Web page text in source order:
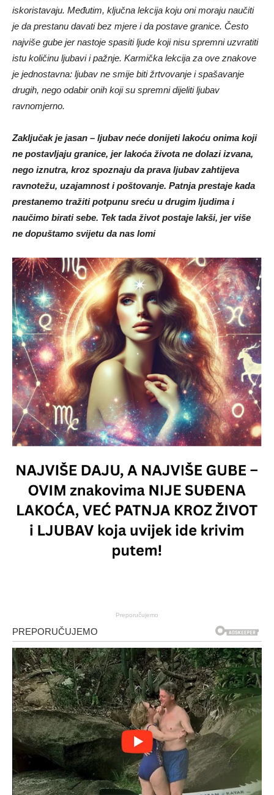
iskoristavaju. Međutim, ključna lekcija koju oni moraju naučiti
je da prestanu davati bez mjere i da postave granice. Često
najviše gube jer nastoje spasiti ljude koji nisu spremni uzvratiti
istu količinu ljubavi i pažnje. Karmička lekcija za ove znakove
je jednostavna: ljubav ne smije biti žrtvovanje i spašavanje
drugih, nego odabir onih koji su spremni dijeliti ljubav
ravnomjerno.
Zaključak je jasan – ljubav neće donijeti lakoću onima koji
ne postavljaju granice, jer lakoća života ne dolazi izvana,
nego iznutra, kroz spoznaju da prava ljubav zahtijeva
ravnotežu, uzajamnost i poštovanje. Patnja prestaje kada
prestanemo tražiti potpunu sreću u drugim ljudima i
naučimo birati sebe. Tek tada život postaje lakši, jer više
ne dopuštamo svijetu da nas lomi
Preporučujemo